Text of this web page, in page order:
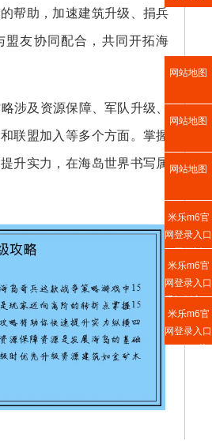
帮助，加速建筑升级、捐兵
盟友协同配合，共同开拓海
涉及资源保障、军队升级、
联盟加入等多个方面。掌握
升实力，在海岛世界书写属
网站地图
网站地图
网站地图
米乐m6官
网登录入口
网页版
米乐m6官
网登录入口
手机版入口
米乐m6官
网登录入口
APP下载